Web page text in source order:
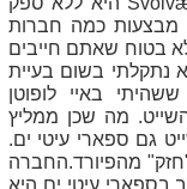
מבצעות כמה חברות
בטוח שאתם חייבים
נתקלתי בשום בעיית
באיי לופוטן
מה שכן ממליץ
גם ספארי עיטי ים.
מהפיורד.החברה